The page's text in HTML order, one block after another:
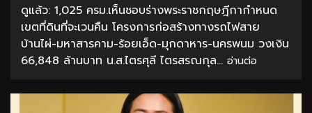
ดูแล้ว: 1,025 ครม.เห็นชอบร่างพระราชกฤษฎีกากำหนด
เขตที่ดินที่จะเวนคืน โครงการก่อสร้างทางรถไฟสาย
บ้านไผ่-มหาสารคาม-ร้อยเอ็ด-มุกดาหาร-นครพนม วงเงิน
66,848 ล้านบาท น.ส.ไตรศุลี ไตรสรณกุล... อ่านต่อ